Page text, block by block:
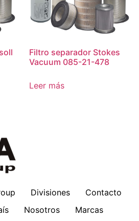
Filtro separador Stokes
Vacuum 085-21-478
Leer más
Divisiones
Contacto
Nosotros
Marcas